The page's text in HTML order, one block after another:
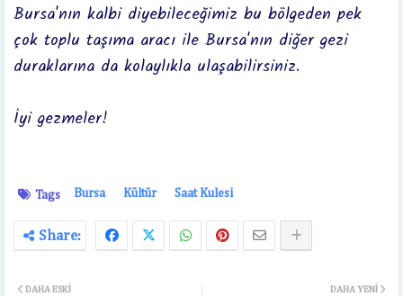
Bursa'nın kalbi diyebileceğimiz bu bölgeden pek
çok toplu taşıma aracı ile Bursa'nın diğer gezi
duraklarına da kolaylıkla ulaşabilirsiniz.
İyi gezmeler!
Tags Bursa Kültür Saat Kulesi
DAHA YENI
DAHA ESKI